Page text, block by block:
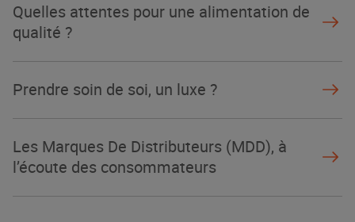
Quelles attentes pour une alimentation de
qualité ?
Prendre soin de soi, un luxe ?
Les Marques De Distributeurs (MDD), à
l’écoute des consommateurs